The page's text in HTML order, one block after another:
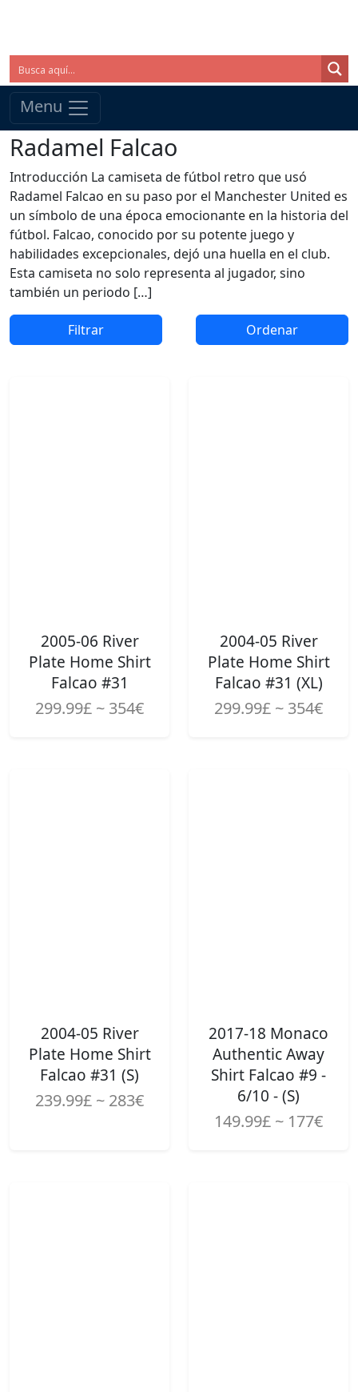
Menu
Radamel Falcao
Introducción La camiseta de fútbol retro que usó
Radamel Falcao en su paso por el Manchester United es
un símbolo de una época emocionante en la historia del
fútbol. Falcao, conocido por su potente juego y
habilidades excepcionales, dejó una huella en el club.
Esta camiseta no solo representa al jugador, sino
también un periodo […]
Filtrar Ordenar
2005-06 River
Plate Home Shirt
Falcao #31
299.99£ ~ 354€
2004-05 River
Plate Home Shirt
Falcao #31 (XL)
299.99£ ~ 354€
2004-05 River
Plate Home Shirt
Falcao #31 (S)
239.99£ ~ 283€
2017-18 Monaco
Authentic Away
Shirt Falcao #9 -
6/10 - (S)
149.99£ ~ 177€